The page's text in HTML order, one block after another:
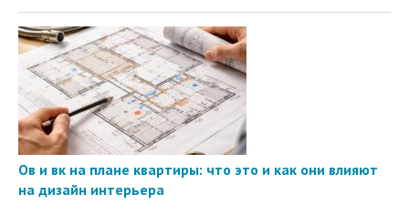
Ов и вк на плане квартиры: что это и как они влияют
на дизайн интерьера